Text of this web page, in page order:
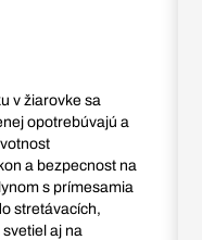
v žiarovke sa
opotrebúvajú a
a bezpecnost na
s prímesamia
stretávacích,
aj na